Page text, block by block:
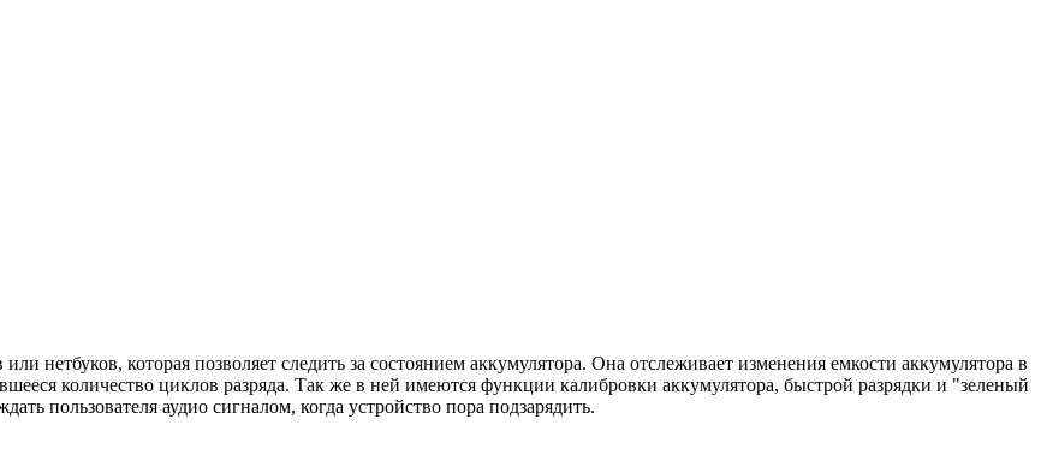
нетбуков, которая позволяет следить за состоянием аккумулятора. Она отслеживает изменения емкости аккумулятора в
количество циклов разряда. Так же в ней имеются функции калибровки аккумулятора, быстрой разрядки и "зеленый
пользователя аудио сигналом, когда устройство пора подзарядить.